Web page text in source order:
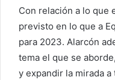
Con relación a lo que
previsto en lo que a
para 2023. Alarcón
tema el que se
y expandir la mirada